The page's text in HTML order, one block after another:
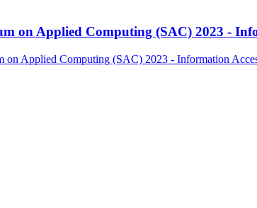
on Applied Computing (SAC) 2023 -